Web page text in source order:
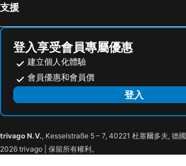
支援
登入享受會員專屬優惠
建立個人化體驗
會員優惠和會員價
登入
trivago N.V., Kesselstraße 5 – 7, 40221 杜塞爾多夫, 德國
2026 trivago | 保留所有權利。